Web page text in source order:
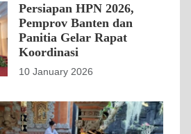
Persiapan HPN 2026,
Pemprov Banten dan
Panitia Gelar Rapat
Koordinasi
10 January 2026